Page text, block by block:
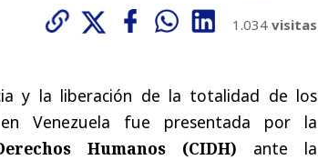
1.034 visitas
y la liberación de la totalidad de los
Venezuela fue presentada por la
Humanos (CIDH) ante la